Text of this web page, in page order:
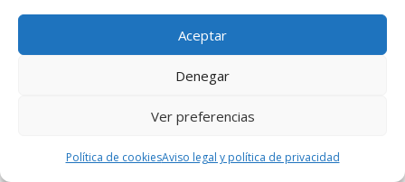
Aceptar
Denegar
Ver preferencias
Política de cookiesAviso legal y política de privacidad
Puente Cuc de Llum
El Puente Cuc de Llum en castellano se llama